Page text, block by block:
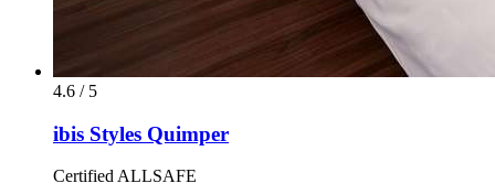
4.6 / 5
ibis Styles Quimper
Certified ALLSAFE